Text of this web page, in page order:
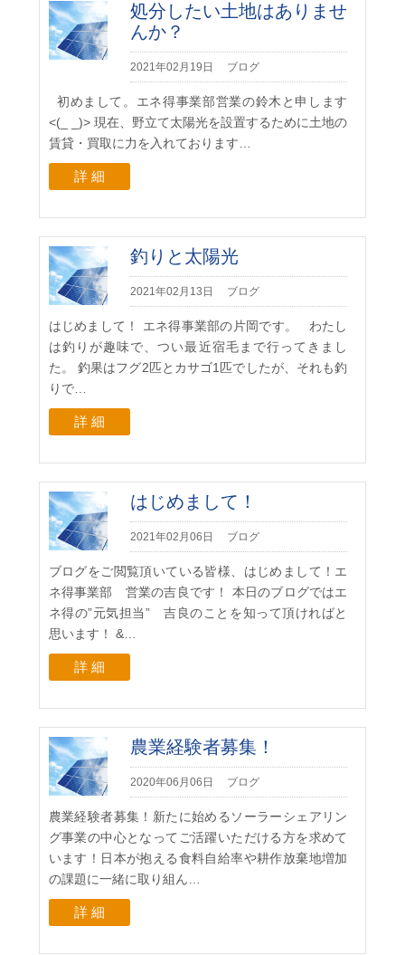
処分したい土地はありませ
んか？
2021年02月19日 ブログ
初めまして。エネ得事業部営業の鈴木と申します
<(_ _)> 現在、野立て太陽光を設置するために土地の
賃貸・買取に力を入れております…
詳 細
釣りと太陽光
2021年02月13日 ブログ
はじめまして！ エネ得事業部の片岡です。 わたし
は釣りが趣味で、つい最近宿毛まで行ってきまし
た。 釣果はフグ2匹とカサゴ1匹でしたが、それも釣
りで…
詳 細
はじめまして！
2021年02月06日 ブログ
ブログをご閲覧頂いている皆様、はじめまして！エ
ネ得事業部 営業の吉良です！ 本日のブログではエ
ネ得の”元気担当” 吉良のことを知って頂ければと
思います！ &…
詳 細
農業経験者募集！
2020年06月06日 ブログ
農業経験者募集！新たに始めるソーラーシェアリン
グ事業の中心となってご活躍いただける方を求めて
います！日本が抱える食料自給率や耕作放棄地増加
の課題に一緒に取り組ん…
詳 細